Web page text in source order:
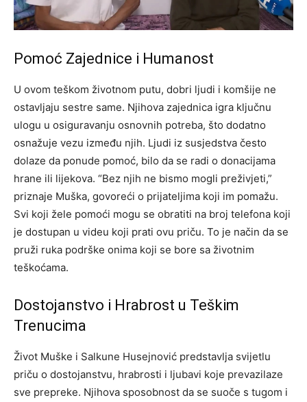
Pomoć Zajednice i Humanost
U ovom teškom životnom putu, dobri ljudi i komšije ne
ostavljaju sestre same. Njihova zajednica igra ključnu
ulogu u osiguravanju osnovnih potreba, što dodatno
osnažuje vezu između njih. Ljudi iz susjedstva često
dolaze da ponude pomoć, bilo da se radi o donacijama
hrane ili lijekova. “Bez njih ne bismo mogli preživjeti,”
priznaje Muška, govoreći o prijateljima koji im pomažu.
Svi koji žele pomoći mogu se obratiti na broj telefona koji
je dostupan u videu koji prati ovu priču. To je način da se
pruži ruka podrške onima koji se bore sa životnim
teškoćama.
Dostojanstvo i Hrabrost u Teškim
Trenucima
Život Muške i Salkune Husejnović predstavlja svijetlu
priču o dostojanstvu, hrabrosti i ljubavi koje prevazilaze
sve prepreke. Njihova sposobnost da se suoče s tugom i